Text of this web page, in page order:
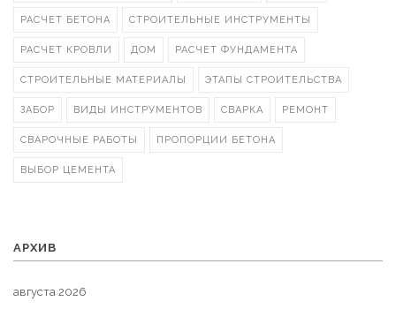
РАСЧЕТ БЕТОНА СТРОИТЕЛЬНЫЕ ИНСТРУМЕНТЫ
РАСЧЕТ КРОВЛИ ДОМ РАСЧЕТ ФУНДАМЕНТА
СТРОИТЕЛЬНЫЕ МАТЕРИАЛЫ ЭТАПЫ СТРОИТЕЛЬСТВА
ЗАБОР ВИДЫ ИНСТРУМЕНТОВ СВАРКА РЕМОНТ
СВАРОЧНЫЕ РАБОТЫ ПРОПОРЦИИ БЕТОНА
ВЫБОР ЦЕМЕНТА
АРХИВ
августа 2026